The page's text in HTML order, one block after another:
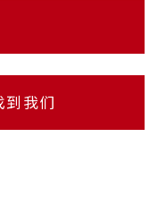
到我们